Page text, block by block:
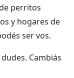
perritos
y hogares de
ser vos.
Cambiás